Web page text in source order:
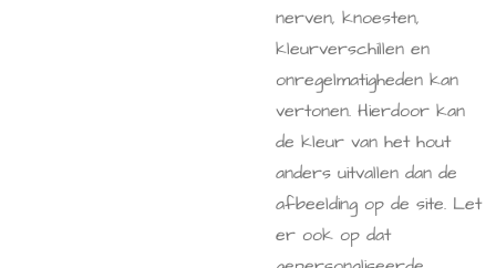
nerven, knoesten,
kleurverschillen en
onregelmatigheden kan
vertonen. Hierdoor kan
de kleur van het hout
anders uitvallen dan de
afbeelding op de site. Let
er ook op dat